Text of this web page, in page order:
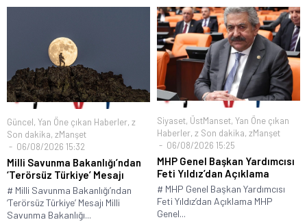
Güncel, Yan Öne çıkan Haberler, z
Son dakika, zManşet
06/08/2026 15:32
Milli Savunma Bakanlığı’ndan
‘Terörsüz Türkiye’ Mesajı
# Milli Savunma Bakanlığı’ndan
‘Terörsüz Türkiye’ Mesajı Milli
Savunma Bakanlığı...
Siyaset, ÜstManset, Yan Öne çıkan
Haberler, z Son dakika, zManşet
06/08/2026 15:25
MHP Genel Başkan Yardımcısı
Feti Yıldız’dan Açıklama
# MHP Genel Başkan Yardımcısı
Feti Yıldız’dan Açıklama MHP
Genel...